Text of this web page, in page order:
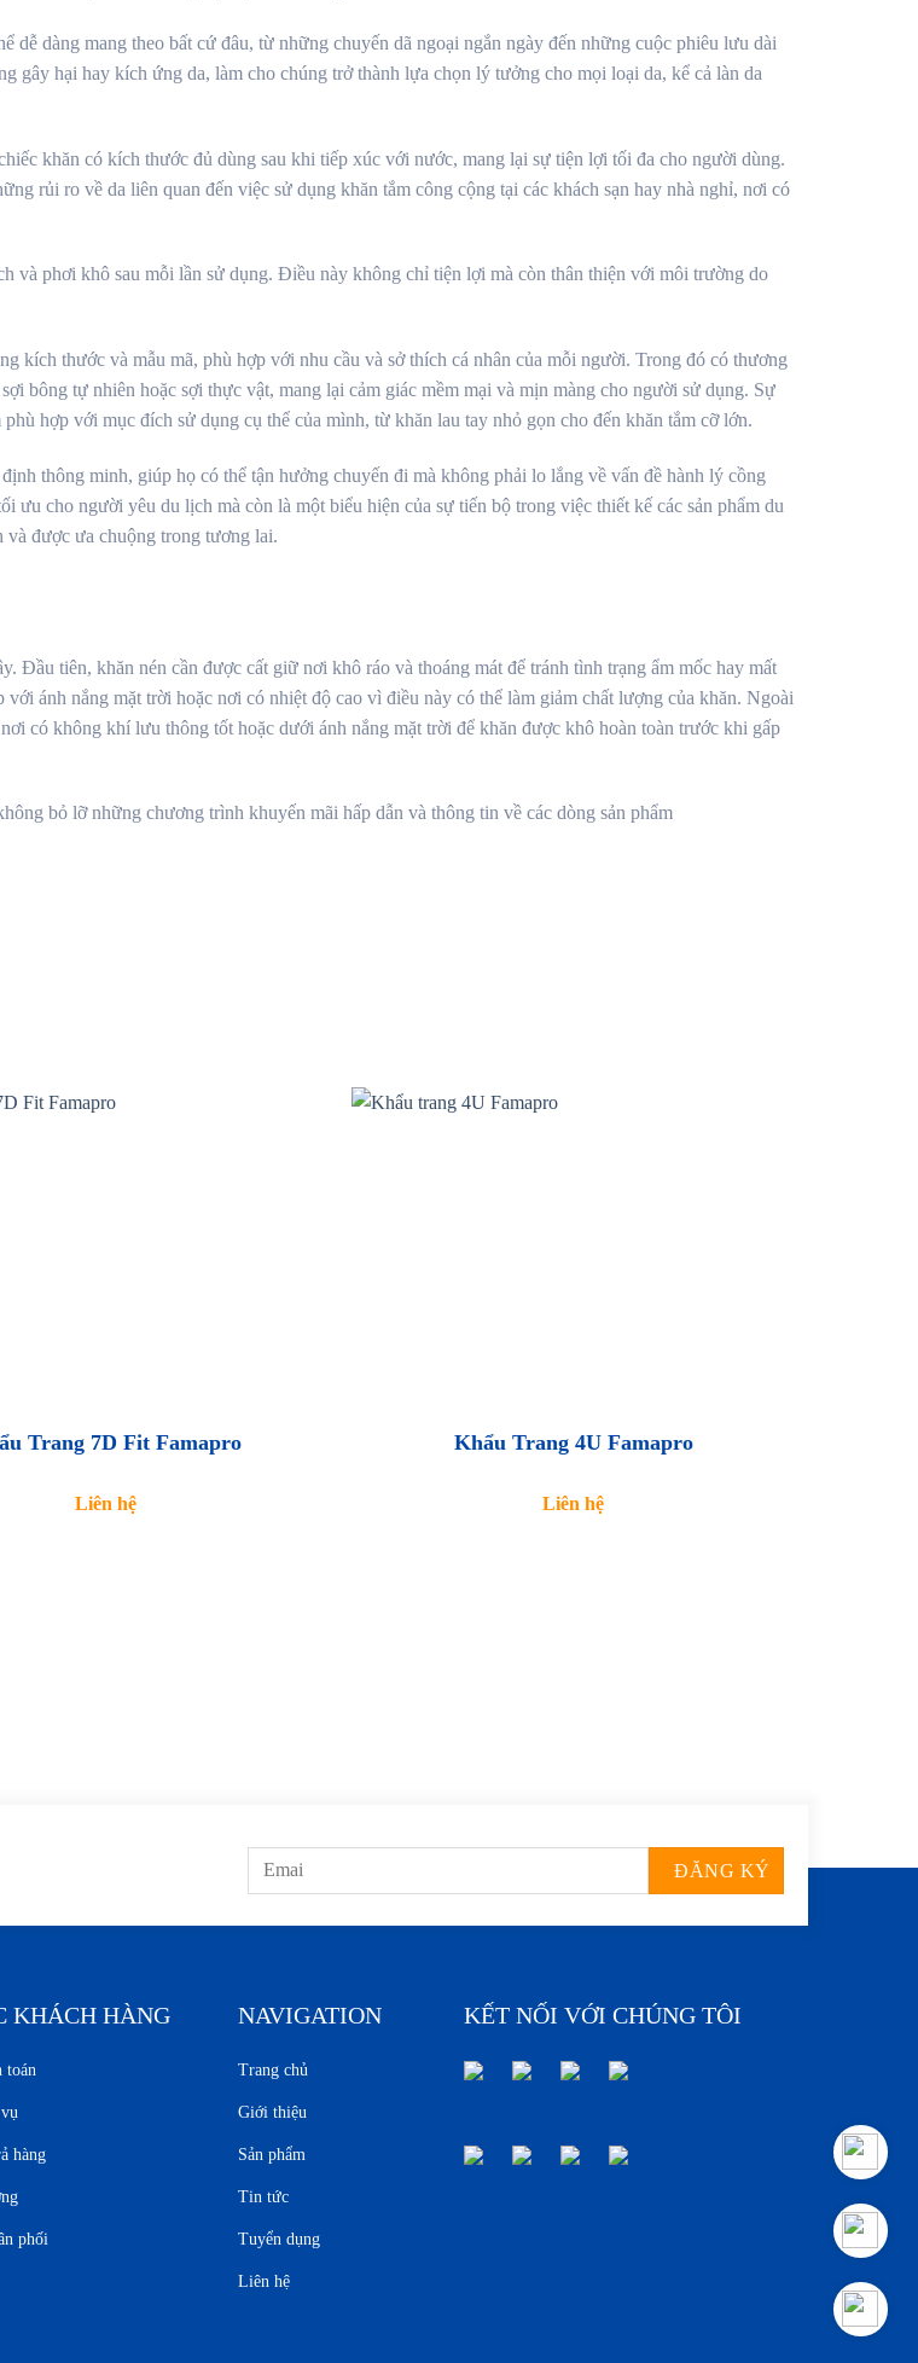
dàng mang theo bất cứ đâu, từ những chuyến dã ngoại ngắn ngày đến những cuộc phiêu lưu dài
gây hại hay kích ứng da, làm cho chúng trở thành lựa chọn lý tưởng cho mọi loại da, kể cả làn da
khăn có kích thước đủ dùng sau khi tiếp xúc với nước, mang lại sự tiện lợi tối đa cho người dùng.
rủi ro về da liên quan đến việc sử dụng khăn tắm công cộng tại các khách sạn hay nhà nghỉ, nơi có
và phơi khô sau mỗi lần sử dụng. Điều này không chỉ tiện lợi mà còn thân thiện với môi trường do
kích thước và mẫu mã, phù hợp với nhu cầu và sở thích cá nhân của mỗi người. Trong đó có thương
bông tự nhiên hoặc sợi thực vật, mang lại cảm giác mềm mại và mịn màng cho người sử dụng. Sự
hợp với mục đích sử dụng cụ thể của mình, từ khăn lau tay nhỏ gọn cho đến khăn tắm cỡ lớn.
thông minh, giúp họ có thể tận hưởng chuyến đi mà không phải lo lắng về vấn đề hành lý cồng
ưu cho người yêu du lịch mà còn là một biểu hiện của sự tiến bộ trong việc thiết kế các sản phẩm du
được ưa chuộng trong tương lai.
Đầu tiên, khăn nén cần được cất giữ nơi khô ráo và thoáng mát để tránh tình trạng ẩm mốc hay mất
ánh nắng mặt trời hoặc nơi có nhiệt độ cao vì điều này có thể làm giảm chất lượng của khăn. Ngoài
có không khí lưu thông tốt hoặc dưới ánh nắng mặt trời để khăn được khô hoàn toàn trước khi gấp
bỏ lỡ những chương trình khuyến mãi hấp dẫn và thông tin về các dòng sản phẩm
Trang 7D Fit Famapro
Liên hệ
Khẩu Trang 4U Famapro
Liên hệ
KHÁCH HÀNG
toán
hàng
phối
NAVIGATION
Trang chủ
Giới thiệu
Sản phẩm
Tin tức
Tuyển dụng
Liên hệ
KẾT NỐI VỚI CHÚNG TÔI